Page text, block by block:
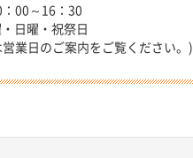
：00～16：30
日曜・祝祭日
業日のご案内をご覧ください。)